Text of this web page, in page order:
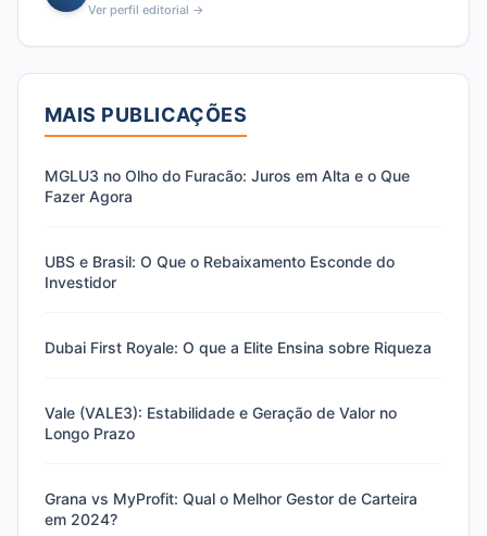
Ver perfil editorial →
MAIS PUBLICAÇÕES
MGLU3 no Olho do Furacão: Juros em Alta e o Que
Fazer Agora
UBS e Brasil: O Que o Rebaixamento Esconde do
Investidor
Dubai First Royale: O que a Elite Ensina sobre Riqueza
Vale (VALE3): Estabilidade e Geração de Valor no
Longo Prazo
Grana vs MyProfit: Qual o Melhor Gestor de Carteira
em 2024?